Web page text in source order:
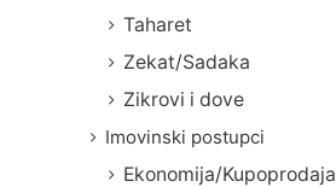
Taharet
Zekat/Sadaka
Zikrovi i dove
Imovinski postupci
Ekonomija/Kupoprodaja